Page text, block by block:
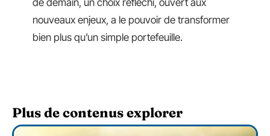
de demain, un choix réfléchi, ouvert aux
nouveaux enjeux, a le pouvoir de transformer
bien plus qu’un simple portefeuille.
Plus de contenus explorer